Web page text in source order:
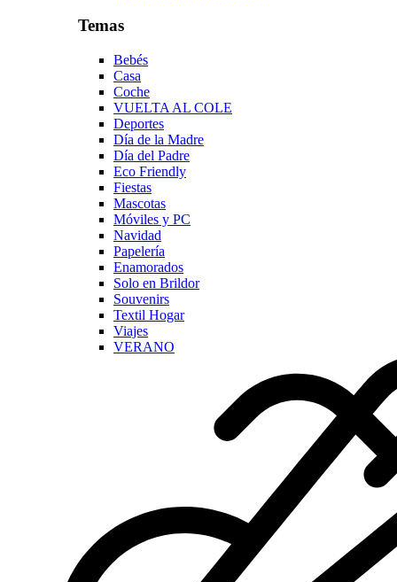
Temas
Bebés
Casa
Coche
VUELTA AL COLE
Deportes
Día de la Madre
Día del Padre
Eco Friendly
Fiestas
Mascotas
Móviles y PC
Navidad
Papelería
Enamorados
Solo en Brildor
Souvenirs
Textil Hogar
Viajes
VERANO